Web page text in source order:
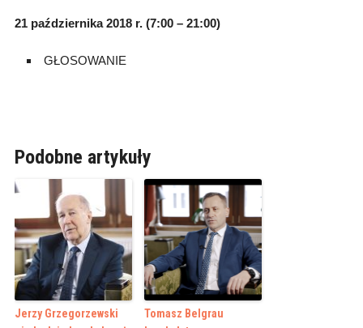
21 października 2018 r. (7:00 – 21:00)
GŁOSOWANIE
Podobne artykuły
Jerzy Grzegorzewski
Tomasz Belgrau